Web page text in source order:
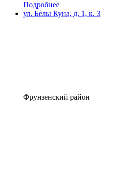
Подробнее
ул. Белы Куна, д. 1, к. 3
Фрунзенский район